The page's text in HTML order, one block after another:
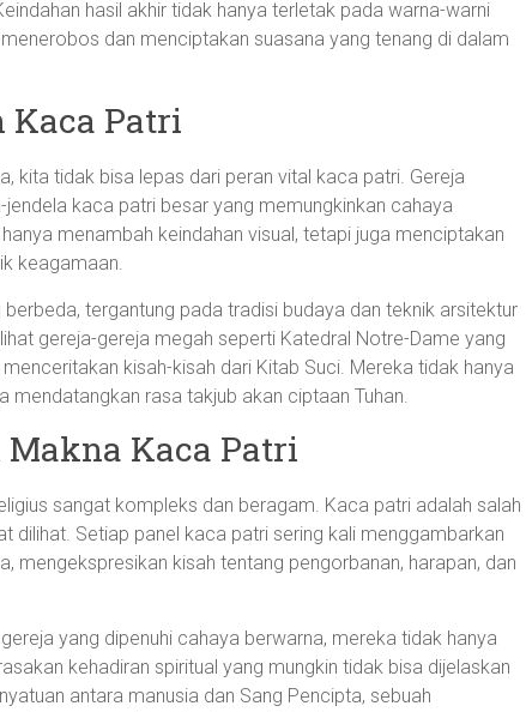
hasil akhir tidak hanya terletak pada warna-warni
dan menciptakan suasana yang tenang di dalam
Kaca Patri
kita tidak bisa lepas dari peran vital kaca patri. Gereja
kaca patri besar yang memungkinkan cahaya
menambah keindahan visual, tetapi juga menciptakan
keagamaan.
tergantung pada tradisi budaya dan teknik arsitektur
gereja-gereja megah seperti Katedral Notre-Dame yang
kisah-kisah dari Kitab Suci. Mereka tidak hanya
mendatangkan rasa takjub akan ciptaan Tuhan.
Kaca Patri
sangat kompleks dan beragam. Kaca patri adalah salah
dilihat. Setiap panel kaca patri sering kali menggambarkan
mengekspresikan kisah tentang pengorbanan, harapan, dan
yang dipenuhi cahaya berwarna, mereka tidak hanya
kehadiran spiritual yang mungkin tidak bisa dijelaskan
antara manusia dan Sang Pencipta, sebuah